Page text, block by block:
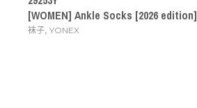
[WOMEN] Ankle Socks [2026 edition]
袜子, YONEX